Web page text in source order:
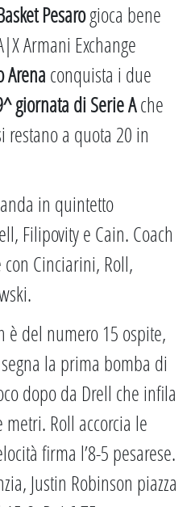
Pesarogioca bene
Armani Exchange
Arena conquista i due
giornata di Serie Ache
restano a quota 20 in
in quintetto
Filipovity e Cain. Coach
Cinciarini, Roll,
del numero 15 ospite,
la prima bomba di
dopo da Drell che infila
Roll accorcia le
firma l’8-5 pesarese.
Justin Robinson piazza